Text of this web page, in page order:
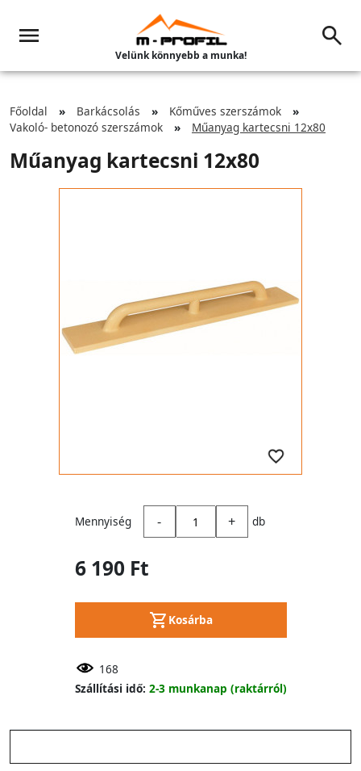
Velünk könnyebb a munka!
Főoldal Barkácsolás
Kőműves szerszámok
Vakoló- betonozó szerszámok
Műanyag kartecsni 12x80
Műanyag kartecsni 12x80
Mennyiség - + db
6 190 Ft
Kosárba
168
Szállítási idő: 2-3 munkanap (raktárról)